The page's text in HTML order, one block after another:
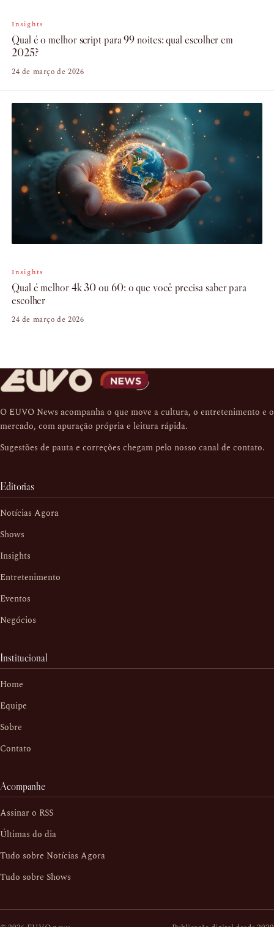
Insights
Qual é o melhor script para 99 noites: qual escolher em
2025?
24 de março de 2026
Insights
Qual é melhor 4k 30 ou 60: o que você precisa saber para
escolher
24 de março de 2026
O EUVO News acompanha o que move a cultura, o entretenimento e o
mercado, com apuração própria e leitura rápida.
Sugestões de pauta e correções chegam pelo nosso canal de contato.
Editorias
Notícias Agora
Shows
Insights
Entretenimento
Eventos
Negócios
Institucional
Home
Equipe
Sobre
Contato
Acompanhe
Assinar o RSS
Últimas do dia
Tudo sobre Notícias Agora
Tudo sobre Shows